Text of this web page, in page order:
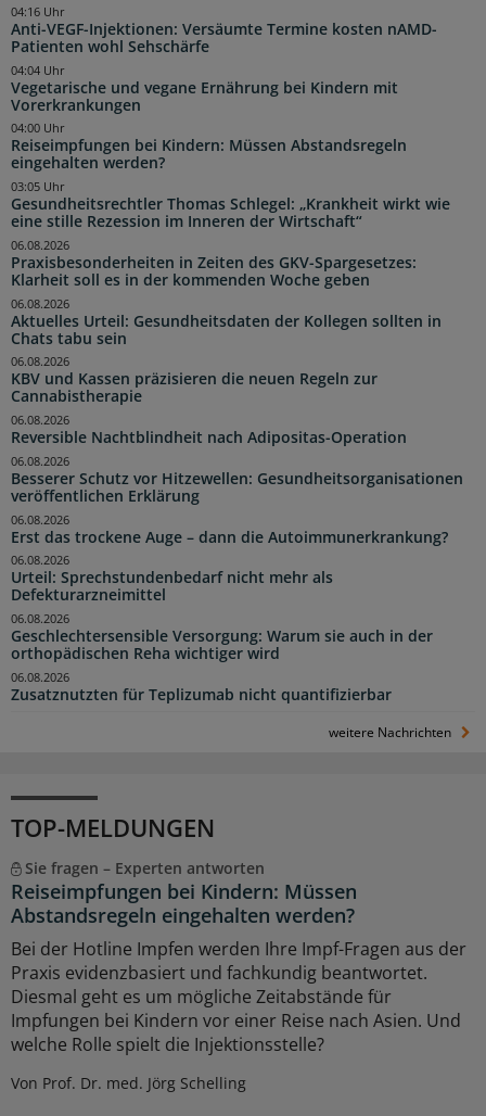
Anti-VEGF-Injektionen: Versäumte Termine kosten nAMD-
Patienten wohl Sehschärfe
04:16 Uhr
Vegetarische und vegane Ernährung bei Kindern mit
Vorerkrankungen
04:04 Uhr
Reiseimpfungen bei Kindern: Müssen Abstandsregeln
eingehalten werden?
04:00 Uhr
Gesundheitsrechtler Thomas Schlegel: „Krankheit wirkt wie
eine stille Rezession im Inneren der Wirtschaft“
03:05 Uhr
Praxisbesonderheiten in Zeiten des GKV-Spargesetzes:
Klarheit soll es in der kommenden Woche geben
06.08.2026
Aktuelles Urteil: Gesundheitsdaten der Kollegen sollten in
Chats tabu sein
06.08.2026
KBV und Kassen präzisieren die neuen Regeln zur
Cannabistherapie
06.08.2026
Reversible Nachtblindheit nach Adipositas-Operation
06.08.2026
Besserer Schutz vor Hitzewellen: Gesundheitsorganisationen
veröffentlichen Erklärung
06.08.2026
Erst das trockene Auge – dann die Autoimmunerkrankung?
06.08.2026
Urteil: Sprechstundenbedarf nicht mehr als
Defekturarzneimittel
06.08.2026
Geschlechtersensible Versorgung: Warum sie auch in der
orthopädischen Reha wichtiger wird
06.08.2026
Zusatznutzten für Teplizumab nicht quantifizierbar
06.08.2026
weitere Nachrichten
TOP-MELDUNGEN
Sie fragen – Experten antworten
Reiseimpfungen bei Kindern: Müssen
Abstandsregeln eingehalten werden?
Bei der Hotline Impfen werden Ihre Impf-Fragen aus der
Praxis evidenzbasiert und fachkundig beantwortet.
Diesmal geht es um mögliche Zeitabstände für
Impfungen bei Kindern vor einer Reise nach Asien. Und
welche Rolle spielt die Injektionsstelle?
Von Prof. Dr. med. Jörg Schelling